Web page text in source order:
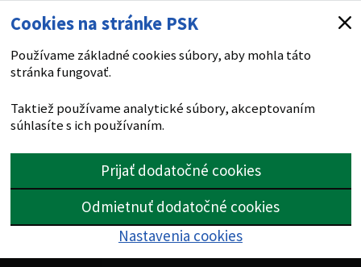
Cookies na stránke PSK
Používame základné cookies súbory, aby mohla táto
stránka fungovať.
Taktiež používame analytické súbory, akceptovaním
súhlasíte s ich používaním.
Prijať dodatočné cookies
Odmietnuť dodatočné cookies
Nastavenia cookies